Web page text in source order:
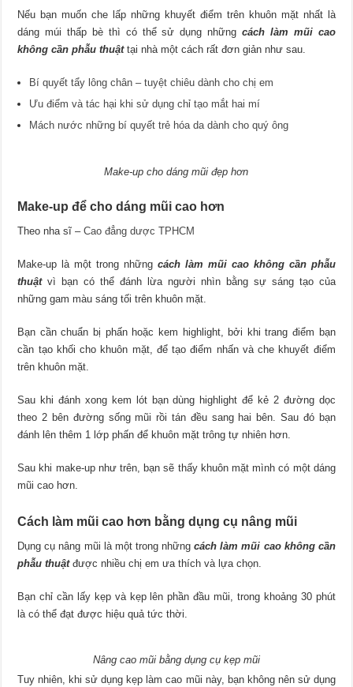
Nếu bạn muốn che lấp những khuyết điểm trên khuôn mặt nhất là
dáng múi thấp bè thì có thể sử dụng nhữngcách làm mũi cao
không cần phẫu thuậttại nhà một cách rất đơn giản như sau.
Bí quyết tẩy lông chân – tuyệt chiêu dành cho chị em
Ưu điểm và tác hại khi sử dụng chỉ tạo mắt hai mí
Mách nước những bí quyết trẻ hóa da dành cho quý ông
Make-up cho dáng mũi đẹp hơn
Make-up để cho dáng mũi cao hơn
Theo nha sĩ –Cao đẳng dược TPHCM
Make-up là một trong nhữngcách làm mũi cao không cần phẫu
thuậtvì bạn có thể đánh lừa người nhìn bằng sự sáng tạo của
những gam màu sáng tối trên khuôn mặt.
Bạn cần chuẩn bị phấn hoặc kem highlight, bởi khi trang điểm bạn
cần tạo khối cho khuôn mặt, để tạo điểm nhấn và che khuyết điểm
trên khuôn mặt.
Sau khi đánh xong kem lót bạn dùng highlight để kẻ 2 đường dọc
theo 2 bên đường sống mũi rồi tán đều sang hai bên. Sau đó bạn
đánh lên thêm 1 lớp phấn để khuôn mặt trông tự nhiên hơn.
Sau khi make-up như trên, bạn sẽ thấy khuôn mặt mình có một dáng
mũi cao hơn.
Cách làm mũi cao hơn bằng dụng cụ nâng mũi
Dụng cụ nâng mũi là một trong nhữngcách làm mũi cao không cần
phẫu thuậtđược nhiều chị em ưa thích và lựa chọn.
Bạn chỉ cần lấy kẹp và kẹp lên phần đầu mũi, trong khoảng 30 phút
là có thể đạt được hiệu quả tức thời.
Nâng cao mũi bằng dụng cụ kẹp mũi
Tuy nhiên, khi sử dụng kẹp làm cao mũi này, bạn không nên sử dụng